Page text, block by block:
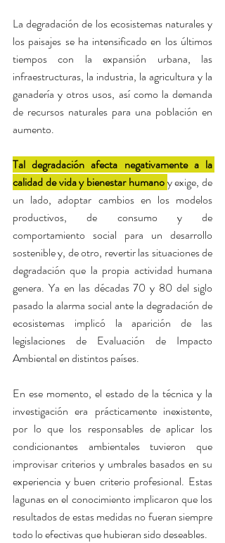
La degradación de los ecosistemas naturales y
los paisajes se ha intensificado en los últimos
tiempos con la expansión urbana, las
infraestructuras, la industria, la agricultura y la
ganadería y otros usos, así como la demanda
de recursos naturales para una población en
aumento.
Tal degradación afecta negativamente a la
calidad de vida y bienestar humano y exige, de
un lado, adoptar cambios en los modelos
productivos, de consumo y de
comportamiento social para un desarrollo
sostenible y, de otro, revertir las situaciones de
degradación que la propia actividad humana
genera. Ya en las décadas 70 y 80 del siglo
pasado la alarma social ante la degradación de
ecosistemas implicó la aparición de las
legislaciones de Evaluación de Impacto
Ambiental en distintos países.
En ese momento, el estado de la técnica y la
investigación era prácticamente inexistente,
por lo que los responsables de aplicar los
condicionantes ambientales tuvieron que
improvisar criterios y umbrales basados en su
experiencia y buen criterio profesional. Estas
lagunas en el conocimiento implicaron que los
resultados de estas medidas no fueran siempre
todo lo efectivas que hubieran sido deseables.